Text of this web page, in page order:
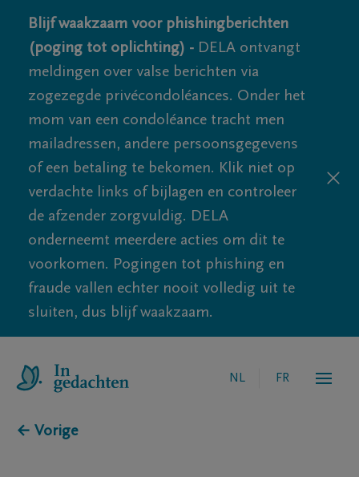
Blijf waakzaam voor phishingberichten
(poging tot oplichting) - DELA ontvangt
meldingen over valse berichten via
zogezegde privécondoléances. Onder het
mom van een condoléance tracht men
mailadressen, andere persoonsgegevens
of een betaling te bekomen. Klik niet op
verdachte links of bijlagen en controleer
de afzender zorgvuldig. DELA
onderneemt meerdere acties om dit te
voorkomen. Pogingen tot phishing en
fraude vallen echter nooit volledig uit te
sluiten, dus blijf waakzaam.
NL FR
← Vorige